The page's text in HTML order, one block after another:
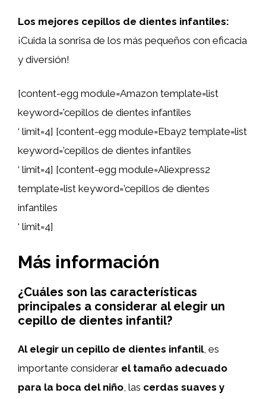
Los mejores cepillos de dientes infantiles:
¡Cuida la sonrisa de los más pequeños con eficacia
y diversión!
[content-egg module=Amazon template=list
keyword=’cepillos de dientes infantiles
‘ limit=4] [content-egg module=Ebay2 template=list
keyword=’cepillos de dientes infantiles
‘ limit=4] [content-egg module=Aliexpress2
template=list keyword=’cepillos de dientes
infantiles
‘ limit=4]
Más información
¿Cuáles son las características
principales a considerar al elegir un
cepillo de dientes infantil?
Al elegir un cepillo de dientes infantil, es
importante considerar el tamaño adecuado
para la boca del niño , las cerdas suaves y